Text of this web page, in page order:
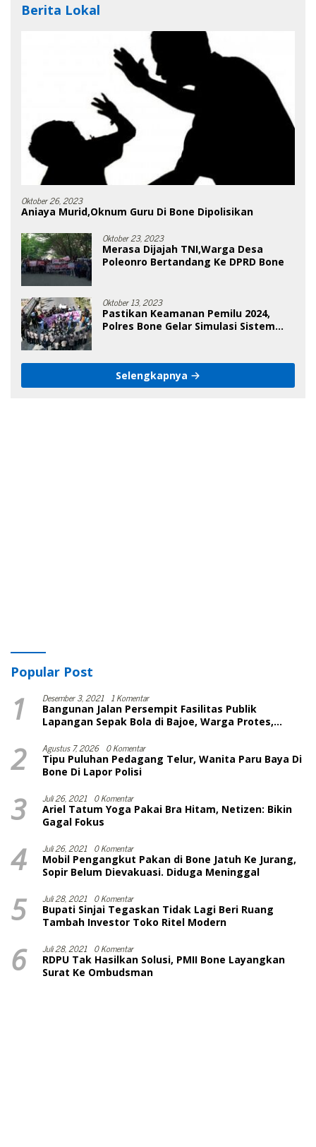
Berita Lokal
Oktober 26, 2023
Aniaya Murid,Oknum Guru Di Bone Dipolisikan
Oktober 23, 2023
Merasa Dijajah TNI,Warga Desa
Poleonro Bertandang Ke DPRD Bone
Oktober 13, 2023
Pastikan Keamanan Pemilu 2024,
Polres Bone Gelar Simulasi Sistem
Selengkapnya
Popular Post
1 Desember 3, 2021 1 Komentar
Bangunan Jalan Persempit Fasilitas Publik
Lapangan Sepak Bola di Bajoe, Warga Protes,
2 Agustus 7, 2026 0 Komentar
Tipu Puluhan Pedagang Telur, Wanita Paru Baya Di
Bone Di Lapor Polisi
3 Juli 26, 2021 0 Komentar
Ariel Tatum Yoga Pakai Bra Hitam, Netizen: Bikin
Gagal Fokus
4 Juli 26, 2021 0 Komentar
Mobil Pengangkut Pakan di Bone Jatuh Ke Jurang,
Sopir Belum Dievakuasi. Diduga Meninggal
5 Juli 28, 2021 0 Komentar
Bupati Sinjai Tegaskan Tidak Lagi Beri Ruang
Tambah Investor Toko Ritel Modern
6 Juli 28, 2021 0 Komentar
RDPU Tak Hasilkan Solusi, PMII Bone Layangkan
Surat Ke Ombudsman